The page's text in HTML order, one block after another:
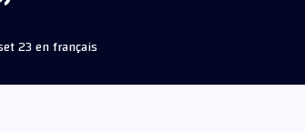
23 en français